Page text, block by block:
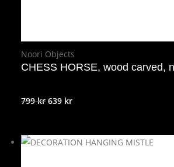
Noori Objects
CHESS HORSE, wood carved,
799krDet
var:
639 krDet
är: